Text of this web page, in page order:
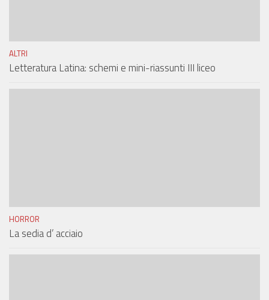
ALTRI
Letteratura Latina: schemi e mini-riassunti III liceo
HORROR
La sedia d’ acciaio